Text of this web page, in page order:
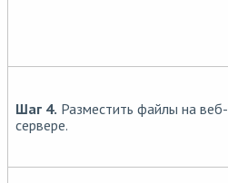
Шаг 4. Разместить файлы на веб-
сервере.